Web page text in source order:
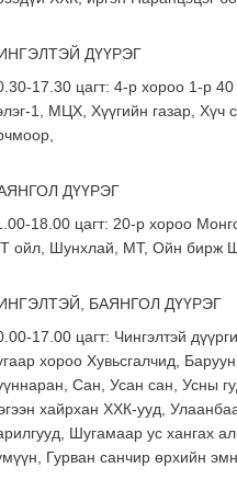
ДҮҮРЭГ
17.30 цагт: 4-р хороо 1-р
1, МЦХ, Хүүгийн газар, Хүч
ДҮҮРЭГ
18.00 цагт: 20-р хороо
ойл, Шунхлай, МТ, Ойн бирж
БАЯНГОЛ ДҮҮРЭГ
17.00 цагт: Чингэлтэй
хороо Хувьсгалчид,
Сан, Усан сан, Усны
хайрхан ХХК-ууд,
Шугамаар ус хангах
Гурван санчир өрхийн